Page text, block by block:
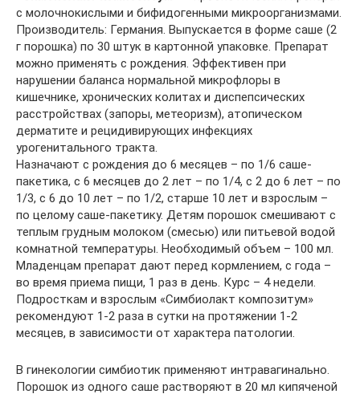
с молочнокислыми и бифидогенными микроорганизмами.
Производитель: Германия. Выпускается в форме саше (2
г порошка) по 30 штук в картонной упаковке. Препарат
можно применять с рождения. Эффективен при
нарушении баланса нормальной микрофлоры в
кишечнике, хронических колитах и диспепсических
расстройствах (запоры, метеоризм), атопическом
дерматите и рецидивирующих инфекциях
урогенитального тракта.
Назначают с рождения до 6 месяцев – по 1/6 саше-
пакетика, с 6 месяцев до 2 лет – по 1/4, с 2 до 6 лет – по
1/3, с 6 до 10 лет – по 1/2, старше 10 лет и взрослым –
по целому саше-пакетику. Детям порошок смешивают с
теплым грудным молоком (смесью) или питьевой водой
комнатной температуры. Необходимый объем – 100 мл.
Младенцам препарат дают перед кормлением, с года –
во время приема пищи, 1 раз в день. Курс – 4 недели.
Подросткам и взрослым «Симбиолакт композитум»
рекомендуют 1-2 раза в сутки на протяжении 1-2
месяцев, в зависимости от характера патологии.
В гинекологии симбиотик применяют интравагинально.
Порошок из одного саше растворяют в 20 мл кипяченой